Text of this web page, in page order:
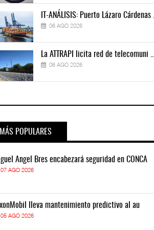
IT-ANÁLISIS: Puerto Lázaro Cárdenas ...
06 AGO 2026
La ATTRAPI licita red de telecomuni ...
06 AGO 2026
MÁS POPULARES
Ángel Bres encabezará seguridad en CONCA
07 AGO 2026
lleva mantenimiento predictivo al au
05 AGO 2026